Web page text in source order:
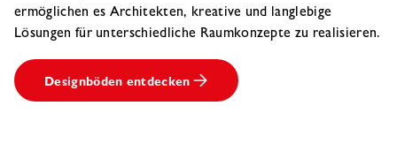
ermöglichen es Architekten, kreative und langlebige
Lösungen für unterschiedliche Raumkonzepte zu realisieren.
Designböden entdecken